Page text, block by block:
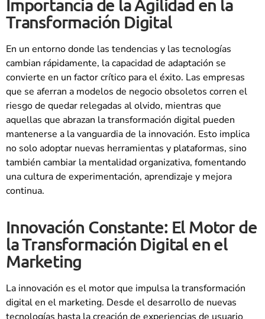
Transformación Digital
En un entorno donde las tendencias y las tecnologías
cambian rápidamente, la capacidad de adaptación se
convierte en un factor crítico para el éxito. Las empresas
que se aferran a modelos de negocio obsoletos corren el
riesgo de quedar relegadas al olvido, mientras que
aquellas que abrazan la transformación digital pueden
mantenerse a la vanguardia de la innovación. Esto implica
no solo adoptar nuevas herramientas y plataformas, sino
también cambiar la mentalidad organizativa, fomentando
una cultura de experimentación, aprendizaje y mejora
continua.
Innovación Constante: El Motor de
la Transformación Digital en el
Marketing
La innovación es el motor que impulsa la transformación
digital en el marketing. Desde el desarrollo de nuevas